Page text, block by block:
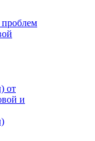
от
и